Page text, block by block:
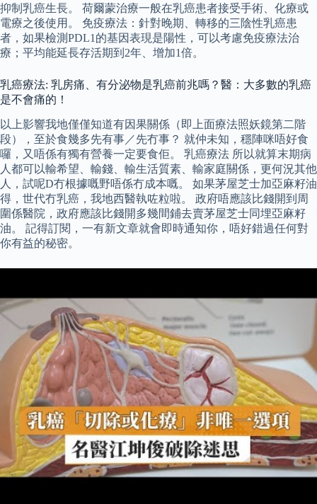
抑制乳癌生長。 荷爾蒙治療一般在乳癌患者接受手術、化療或
電療之後使用。 免疫療法：針對晚期、轉移的三陰性乳癌患
者，如果檢測PDL1的基因表現是陽性，可以考慮免疫療法治
療；平均能延長存活期到2年、增加1倍。
乳癌療法: 乳房痛、有分泌物是乳癌前兆嗎？醫：大多數的乳癌
是不會痛的！
以上影響我地僅僅知道有因果關係（即上面療法照妖鏡第二階
段），至於食幾多先有事／先冇事？ 就仲未知，穩陣咪唔好食
囉，又唔係有獨有營養一定要食佢。 乳癌療法 所以就算末期病
人都可以輸希望、輸錢、輸生活質素、輸家庭關係，更何況其他
人，試呢D冇根據嘅野唔係冇成本嘅。 如果茅屋芝士加亞麻籽油
得，世代冇乳癌，我地西醫執咗粒啦。 政府唔應該比錢開到周
圍係醫院，政府應該比錢開多幾間鋪去賣茅屋芝士同埋亞麻籽
油。 記得訂閱，一有新文章就會即時通知你，唔好錯過任何對
你有益的秘密。